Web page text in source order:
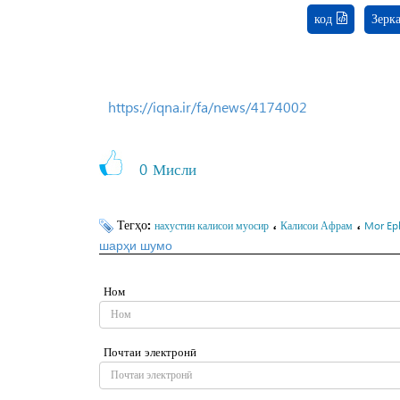
код
https://iqna.ir/fa/news/4174002
0 Мисли
Тегҳо: нахустин калисои муосир ، Калисои Афрам ، Mor
шарҳи шумо
Ном
Почтаи электронӣ